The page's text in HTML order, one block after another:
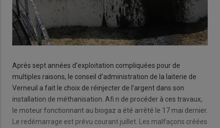
Après sept années d’exploitation compliquées pour de
multiples raisons, le conseil d’administration de la laiterie de
Verneuil a fait le choix de réinjecter de l’argent dans son
installation de méthanisation. Afi n de procéder à ces travaux,
le moteur fonctionnant au biogaz a été arrêté le 17 mai dernier.
Le redémarrage est prévu courant juillet. Les malfaçons créées